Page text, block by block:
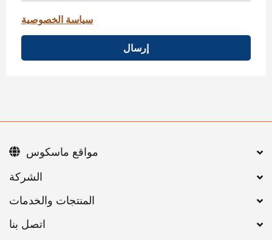
سياسة الخصوصية
إرسال
اتصل بنا
مواقع ماسكوس